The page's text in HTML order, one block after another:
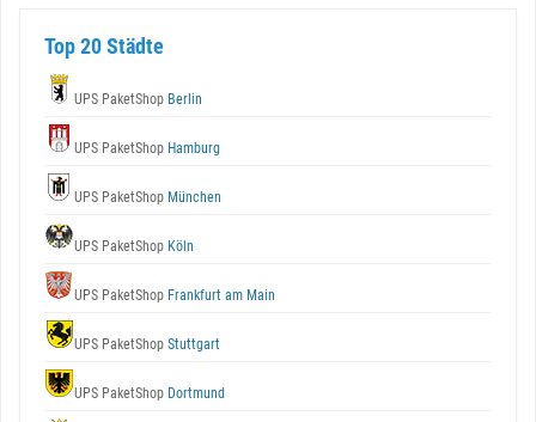
Top 20 Städte
UPS PaketShop Berlin
UPS PaketShop Hamburg
UPS PaketShop München
UPS PaketShop Köln
UPS PaketShop Frankfurt am Main
UPS PaketShop Stuttgart
UPS PaketShop Dortmund